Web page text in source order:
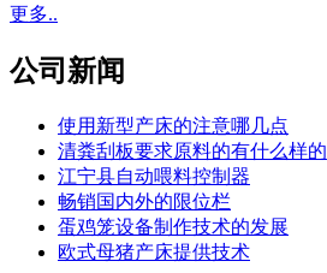
更多..
公司新闻
使用新型产床的注意哪几点
清粪刮板要求原料的有什么样的
江宁县自动喂料控制器
畅销国内外的限位栏
蛋鸡笼设备制作技术的发展
欧式母猪产床提供技术